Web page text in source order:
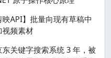
映API】批量向现有草稿中
视频素材
东关键字搜索系统 3 年，被